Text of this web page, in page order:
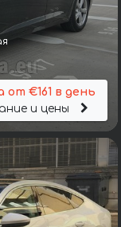
от €161 в день
и цены